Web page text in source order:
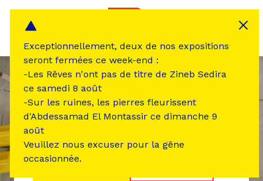
Exceptionnellement, deux de nos expositions
seront fermées ce week-end :
-Les Rêves n'ont pas de titre de Zineb Sedira
ce samedi 8 août
-Sur les ruines, les pierres fleurissent
d'Abdessamad El Montassir ce dimanche 9
août
Veuillez nous excuser pour la gêne
occasionnée.
Panneau de gestion des cookies